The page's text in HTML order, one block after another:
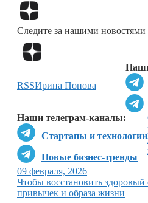
Следите за нашими
Наши телеграм-каналы:
Стартапы и технологии
Новые бизнес-тренды
RSSИрина Попова
09 февраля, 2026
Чтобы восстановить
привычек и образа жизни